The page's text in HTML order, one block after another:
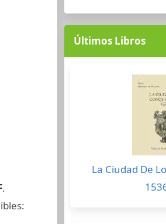
.
Últimos Libros
La Ciudad De